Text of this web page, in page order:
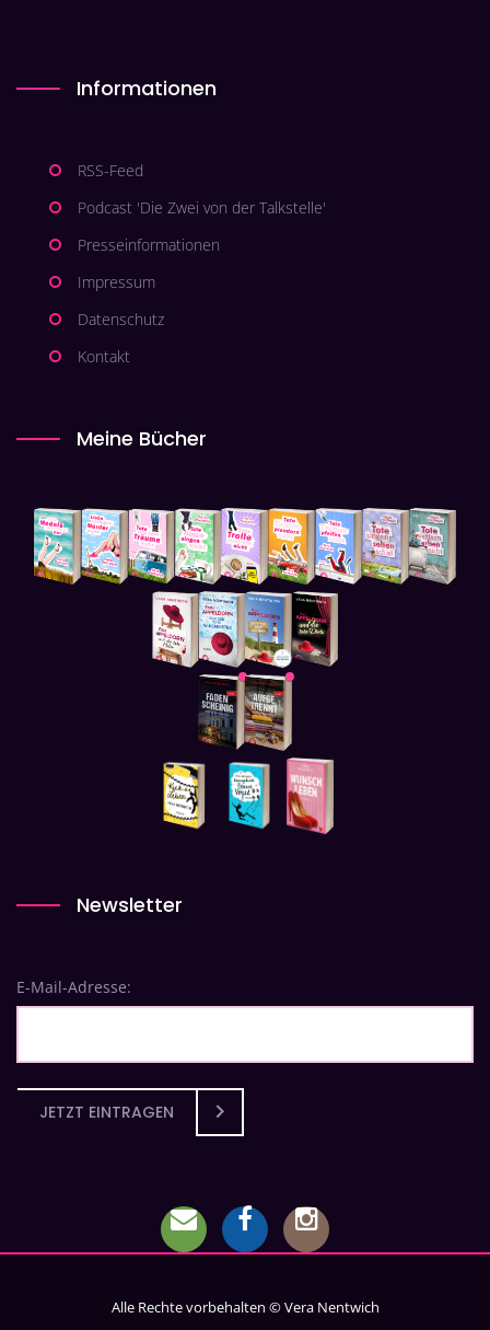
Informationen
RSS-Feed
Podcast 'Die Zwei von der Talkstelle'
Presseinformationen
Impressum
Datenschutz
Kontakt
Meine Bücher
Newsletter
E-Mail-Adresse:
JETZT EINTRAGEN
Alle Rechte vorbehalten © Vera Nentwich